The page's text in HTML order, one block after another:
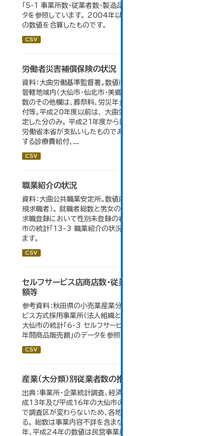
「5-1 事業所数・従業者数・製造品出荷額等の推移」のデー
タを参照しています。 2004年以前の数値は合併前市町村
の数値を合算したものです。
CSV
労働者災害補償保険の状況
資料：大曲労働基準監督署。数値は大曲労働基準監督署の
管轄地域内（大仙市・仙北市・美郷町）の合計。 保険給付件
数のその他欄は、葬祭料、労災年金受給者への介護補償給
付等。平成20年度以前は、 大曲労働基準監督署が支給決
定した分のみ。 平成21年度からは、業務集中化により厚生
労働省本省が支払いしたものであり、指定医療機関等に対
する診療費給付、...
CSV
職業紹介の状況
資料：大曲公共職業安定所。数値内の就職率は（就職者/新
規求職者）。 就職者総数と男女の合計が一致しないのは、
求職登録において性別未登録の者も含まれるため。 大仙
市の統計「13-3 職業紹介の状況」のデータを参照してい
ます。
CSV
セルフサービス店商店数・従業者数・年間商品販売
額等
参考資料：秋田県の小売業産業分類小分類別、セルフサー
ビス方式採用事業所（法人組織と個人経営事業所の合計）。
大仙市の統計「6-3 セルフサービス店 商店数・従業者数・
年間商品販売額」のデータを参照しています。
CSV
産業（大分類）別従業者数の推移
出典：事業所・企業統計調査、経済センサス。 平成11年、平
成13年及び平成16年の大仙市の数値は、合併前、合併後
で調査区が変わらないため、各地域の数値を合算してい
る。 総数は事業内容不詳を含まない。平成11年、平成16
年、平成24年の数値は民営事業所のみの数値。...